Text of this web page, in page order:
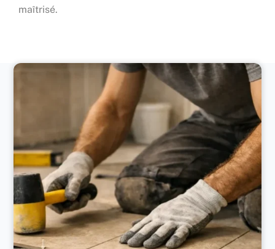
maîtrisé.